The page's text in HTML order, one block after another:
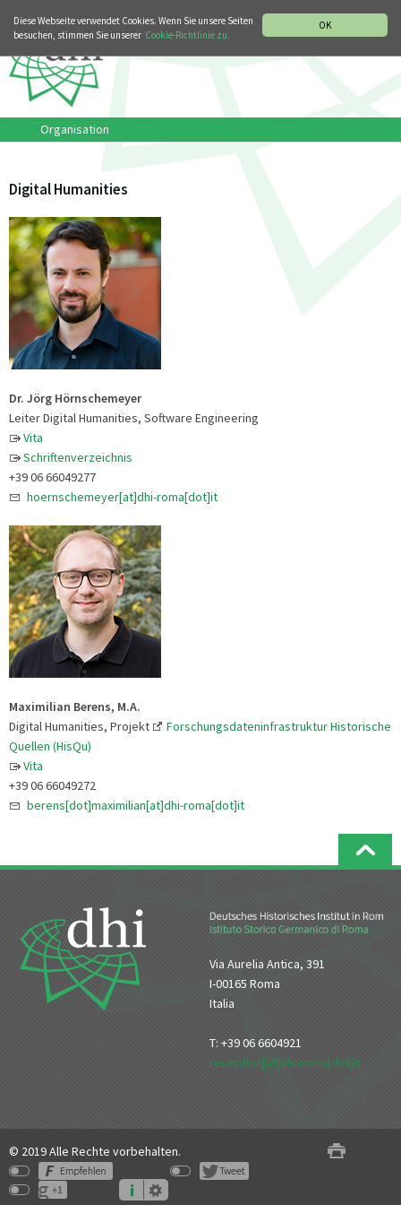
OK
Diese Webseite verwendet Cookies. Wenn Sie unsere Seiten
besuchen, stimmen Sie unserer Cookie-Richtlinie zu.
Organisation
Digital Humanities
Dr. Jörg Hörnschemeyer
Leiter Digital Humanities, Software Engineering
Vita
Schriftenverzeichnis
+39 06 66049277
hoernschemeyer[at]dhi-roma[dot]it
Maximilian Berens, M.A.
Digital Humanities, Projekt
Forschungsdateninfrastruktur Historische
Quellen (HisQu)
Vita
+39 06 66049272
berens[dot]maximilian[at]dhi-roma[dot]it
Via Aurelia Antica, 391
I-00165 Roma
Italia
T: +39 06 6604921
reception[at]dhi-roma[dot]it
© 2019 Alle Rechte vorbehalten.